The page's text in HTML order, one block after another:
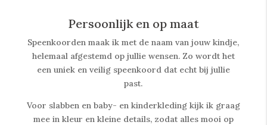
Persoonlijk en op maat
Speenkoorden maak ik met de naam van jouw kindje,
helemaal afgestemd op jullie wensen. Zo wordt het
een uniek en veilig speenkoord dat echt bij jullie
past.
Voor slabben en baby- en kinderkleding kijk ik graag
mee in kleur en kleine details, zodat alles mooi op